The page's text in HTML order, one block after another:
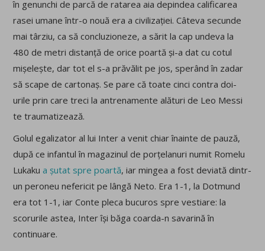
în genunchi de parcă de ratarea aia depindea calificarea
rasei umane într-o nouă era a civilizației. Câteva secunde
mai târziu, ca să concluzioneze, a sărit la cap undeva la
480 de metri distanță de orice poartă și-a dat cu cotul
mișelește, dar tot el s-a prăvălit pe jos, sperând în zadar
să scape de cartonaș. Se pare că toate cinci contra doi-
urile prin care treci la antrenamente alături de Leo Messi
te traumatizează.
Golul egalizator al lui Inter a venit chiar înainte de pauză,
după ce infantul în magazinul de porțelanuri numit Romelu
Lukakua șutat spre poartă, iar mingea a fost deviată dintr-
un peroneu nefericit pe lângă Neto. Era 1-1, la Dotmund
era tot 1-1, iar Conte pleca bucuros spre vestiare: la
scorurile astea, Inter își băga coarda-n savarină în
continuare.